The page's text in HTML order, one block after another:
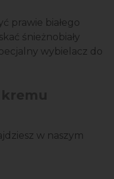
prawie białego
śnieżnobiały
wybielacz do
w naszym